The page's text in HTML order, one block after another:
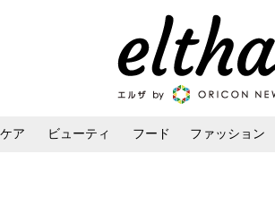
ア ビューティ フード ファッション